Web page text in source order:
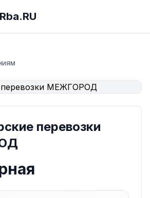
перевозки